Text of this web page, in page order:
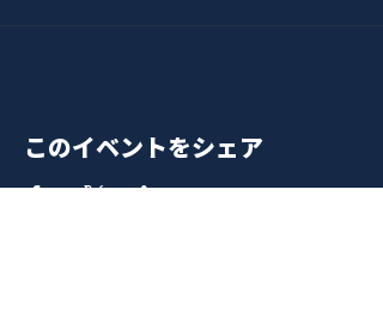
このイベントをシェア